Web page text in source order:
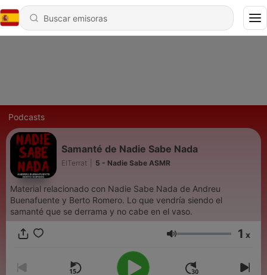
Podcasts
Samanté de Nadie Sabe Nada
ElTerrat 5 - Nadie Sabe ASMR
Material relacionado con Nadie Sabe Nada de Andreu
Buenafuente y Berto Romero. Lo que vendría siendo el
samanté que se derrama y no cabe en el vaso.
Volumen 1 x